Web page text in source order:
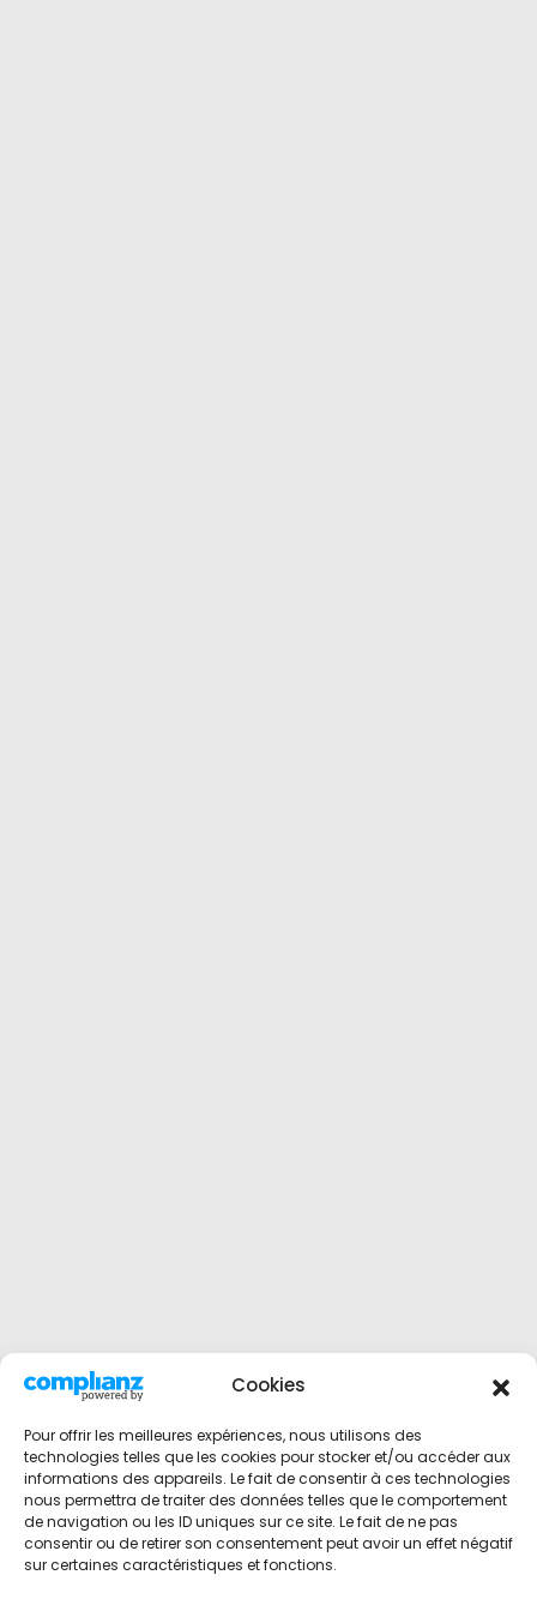
Cookies
Pour offrir les meilleures expériences, nous utilisons des
technologies telles que les cookies pour stocker et/ou accéder aux
informations des appareils. Le fait de consentir à ces technologies
nous permettra de traiter des données telles que le comportement
de navigation ou les ID uniques sur ce site. Le fait de ne pas
consentir ou de retirer son consentement peut avoir un effet négatif
sur certaines caractéristiques et fonctions.